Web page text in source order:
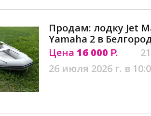
Продам: лодку Jet
Yamaha 2 в
Цена 16 000 Р.
26 июля 2026 г. в